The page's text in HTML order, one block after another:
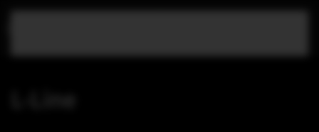
L-Line